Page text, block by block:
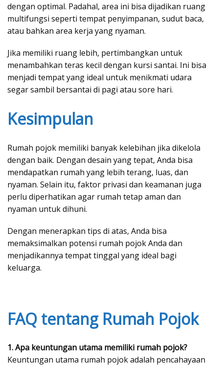
dengan optimal. Padahal, area ini bisa dijadikan ruang
multifungsi seperti tempat penyimpanan, sudut baca,
atau bahkan area kerja yang nyaman.
Jika memiliki ruang lebih, pertimbangkan untuk
menambahkan teras kecil dengan kursi santai. Ini bisa
menjadi tempat yang ideal untuk menikmati udara
segar sambil bersantai di pagi atau sore hari.
Kesimpulan
Rumah pojok memiliki banyak kelebihan jika dikelola
dengan baik. Dengan desain yang tepat, Anda bisa
mendapatkan rumah yang lebih terang, luas, dan
nyaman. Selain itu, faktor privasi dan keamanan juga
perlu diperhatikan agar rumah tetap aman dan
nyaman untuk dihuni.
Dengan menerapkan tips di atas, Anda bisa
memaksimalkan potensi rumah pojok Anda dan
menjadikannya tempat tinggal yang ideal bagi
keluarga.
FAQ tentang Rumah Pojok
1. Apa keuntungan utama memiliki rumah pojok?
Keuntungan utama rumah pojok adalah pencahayaan